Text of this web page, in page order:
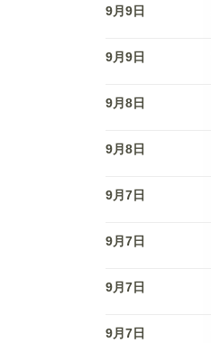
9月9日
9月9日
9月8日
9月8日
9月7日
9月7日
9月7日
9月7日